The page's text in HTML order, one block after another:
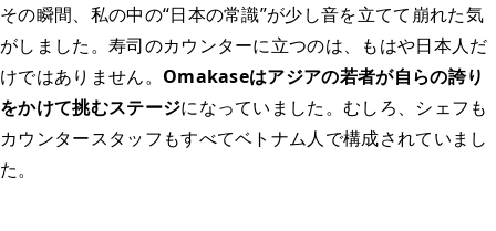
その瞬間、私の中の“日本の常識”が少し音を立てて崩れた気
がしました。寿司のカウンターに立つのは、もはや日本人だ
けではありません。 Omakaseはアジアの若者が自らの誇り
をかけて挑むステージになっていました。むしろ、シェフも
カウンタースタッフもすべてベトナム人で構成されていまし
た。